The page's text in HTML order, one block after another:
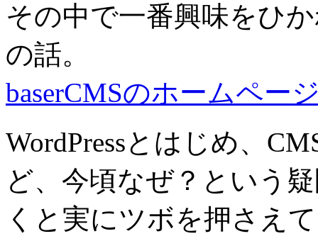
その中で一番興味をひ
の話。
baserCMSのホームペー
WordPressとはじめ、
ど、今頃なぜ？という
くと実にツボを押さえ